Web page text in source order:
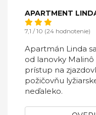
APARTMENT
7,1 / 10 (24 hodnotenie)
Apartmán Linda
od lanovky
prístup na
požičovňu
neďaleko.